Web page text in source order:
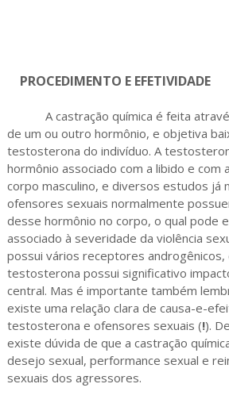
PROCEDIMENTO E EFETIVIDADE
A castração química é feita
de um ou outro hormônio, e objetiva
testosterona do indivíduo. A
hormônio associado com a libido e com
corpo masculino, e diversos estudos já
ofensores sexuais normalmente
desse hormônio no corpo, o qual pode
associado à severidade da violência
possui vários receptores androgênicos,
testosterona possui significativo
central. Mas é importante também
existe uma relação clara de causa-e-
testosterona e ofensores sexuais (!).
existe dúvida de que a castração
desejo sexual, performance sexual e
sexuais dos agressores.